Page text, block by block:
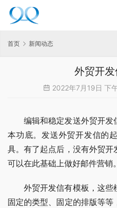
首页 新闻动态
外贸开
2022年7月19日 下
编辑和稳定发送外贸开发
本功底。发送外贸开发信的
具。有了起点后，没有外贸
可以在此基础上做好邮件营销。
外贸开发信有模板，这些
固定的类型、固定的排版等等